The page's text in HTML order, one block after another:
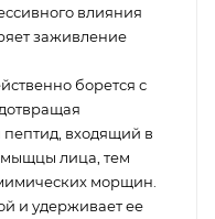
влияния
заживление
борется с
входящий в
мыщцы лица, тем
морщин.
и удерживает ее